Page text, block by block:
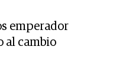
emperador
al cambio